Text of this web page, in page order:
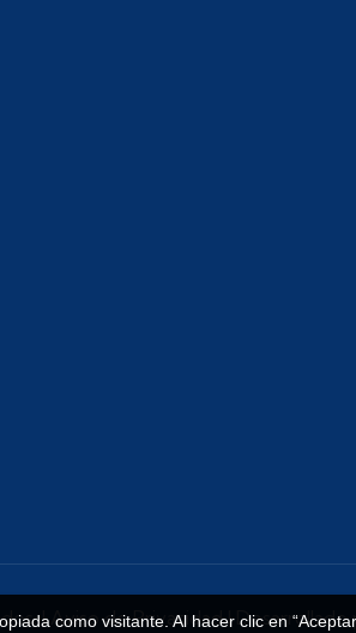
como visitante. Al hacer clic en
| Aviso de Privacidad| Desarrollado